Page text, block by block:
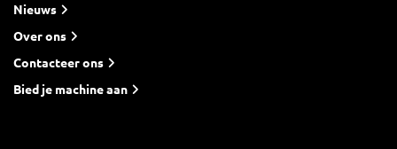
Nieuws
Over ons
Contacteer ons
Bied je machine aan